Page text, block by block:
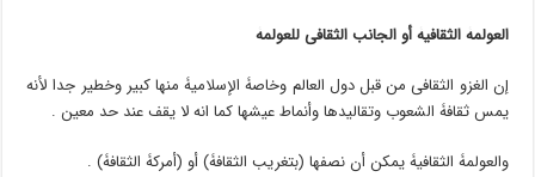
العولمۀ الثقافیۀ أو الجانب الثقافی للعولمۀ
إن الغزو الثقافی من قبل دول العالم وخاصۀ الإسلامیۀ منها کبیر وخطیر جدا لأنه
یمس ثقافۀ الشعوب وتقالیدها وأنماط عیشها کما انه لا یقف عند حد معین .
والعولمۀ الثقافیۀ یمکن أن نصفها (بتغریب الثقافۀ) أو (أمرکۀ الثقافۀ) .